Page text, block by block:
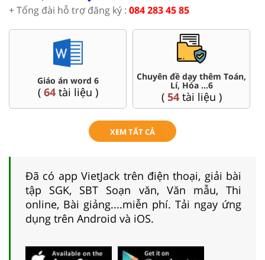
+ Tổng đài hỗ trợ đăng ký : 084 283 45 85
Chuyên đề dạy thêm Toán,
Lí, Hóa ...6
( 54
Đề thi HSG
(4
XEM TẤT CẢ
Đã có app VietJack trên điện thoại, giải bài
tập SGK, SBT Soạn văn, Văn mẫu, Thi
online, Bài giảng....miễn phí. Tải ngay ứng
dụng trên Android và iOS.